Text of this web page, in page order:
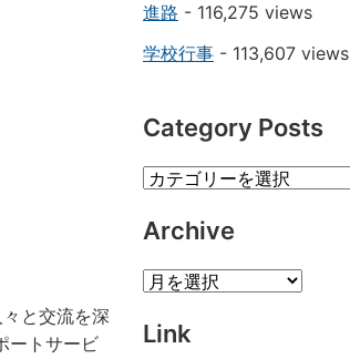
と交流を深
ートサービ
進路 - 116,275 views
学校行事 - 113,607 views
Category Posts
Category
Archive
Archive
Link